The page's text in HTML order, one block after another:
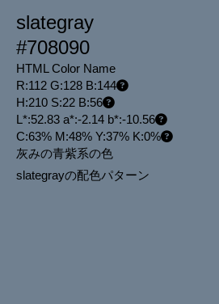
slategray
#708090
HTML Color Name
R:112 G:128 B:144
H:210 S:22 B:56
L*:52.83 a*:-2.14 b*:-10.56
C:63% M:48% Y:37% K:0%
灰みの青紫系の色
slategrayの配色パターン